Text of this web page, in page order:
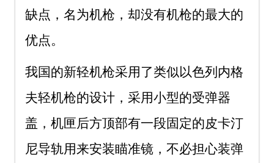
缺点，名为机枪，却没有机枪的最大的
优点。
我国的新轻机枪采用了类似以色列内格
夫轻机枪的设计，采用小型的受弹器
盖，机匣后方顶部有一段固定的皮卡汀
尼导轨用来安装瞄准镜，不必担心装弹